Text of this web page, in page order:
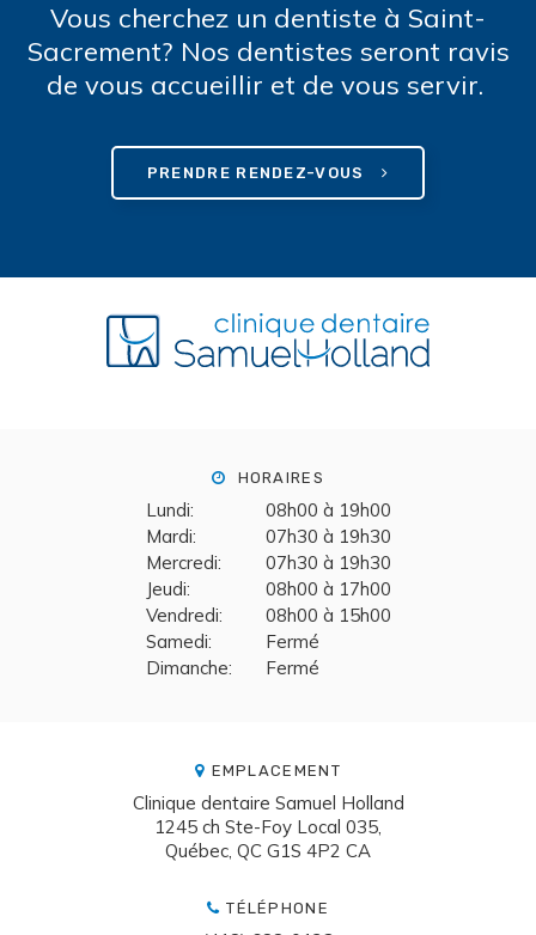
Vous cherchez un dentiste à Saint-
Sacrement? Nos dentistes seront ravis
de vous accueillir et de vous servir.
PRENDRE RENDEZ-VOUS
HORAIRES
Lundi:
08h00 à 19h00
Mardi:
07h30 à 19h30
Mercredi:
07h30 à 19h30
Jeudi:
08h00 à 17h00
Vendredi:
08h00 à 15h00
Samedi:
Fermé
Dimanche:
Fermé
EMPLACEMENT
Clinique dentaire Samuel Holland
1245 ch Ste-Foy Local 035
Québec QC G1S 4P2 CA
TÉLÉPHONE